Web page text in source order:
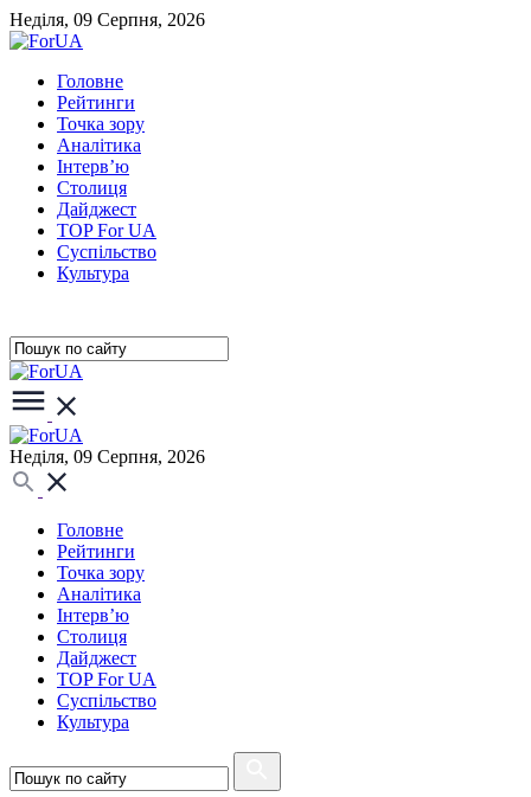
Неділя, 09 Серпня, 2026
Головне
Рейтинги
Точка зору
Аналітика
Інтерв’ю
Столиця
Дайджест
TOP For UA
Суспiльство
Культура
Неділя, 09 Серпня, 2026
Головне
Рейтинги
Точка зору
Аналітика
Інтерв’ю
Столиця
Дайджест
TOP For UA
Суспiльство
Культура